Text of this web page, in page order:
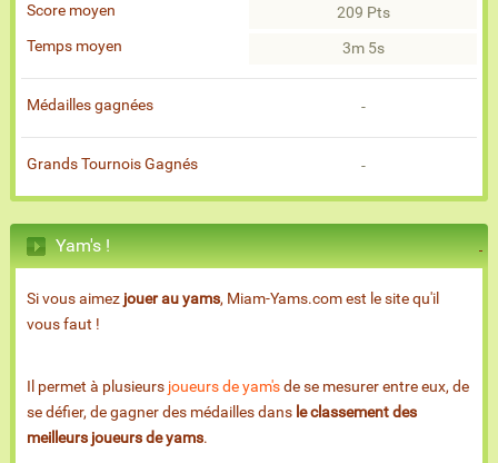
Score moyen
209 Pts
Temps moyen
3m 5s
Médailles gagnées -
Grands Tournois Gagnés -
Yam's !
Si vous aimez jouer au yams, Miam-Yams.com est le site qu'il
vous faut !
Il permet à plusieurs joueurs de yam'sde se mesurer entre eux, de
se défier, de gagner des médailles dans le classement des
meilleurs joueurs de yams.